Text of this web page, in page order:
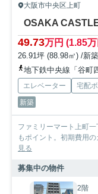
大阪市中央区上町
49.73万円 (1.85
26.91坪 (88.98㎡) /新
地下鉄中央線「谷町
エレベーター 宅配
新築
ファミリーマート上町
もポイント。初期費用
見る
募集中の物件
2階